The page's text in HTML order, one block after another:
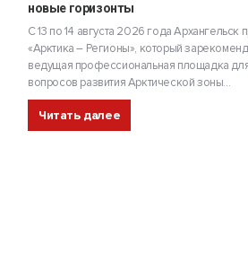
новые горизонты
С 13 по 14 августа 2026 года Архангельск
«Арктика – Регионы», который
ведущая профессиональная площадка
вопросов развития Арктической зоны...
Читать далее